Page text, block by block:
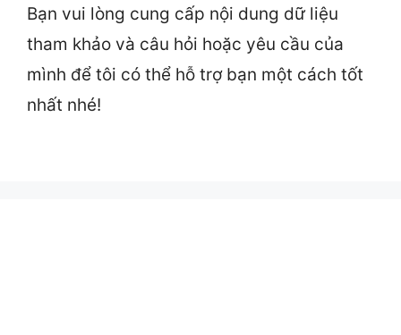
Bạn vui lòng cung cấp nội dung dữ liệu
tham khảo và câu hỏi hoặc yêu cầu của
mình để tôi có thể hỗ trợ bạn một cách tốt
nhất nhé!